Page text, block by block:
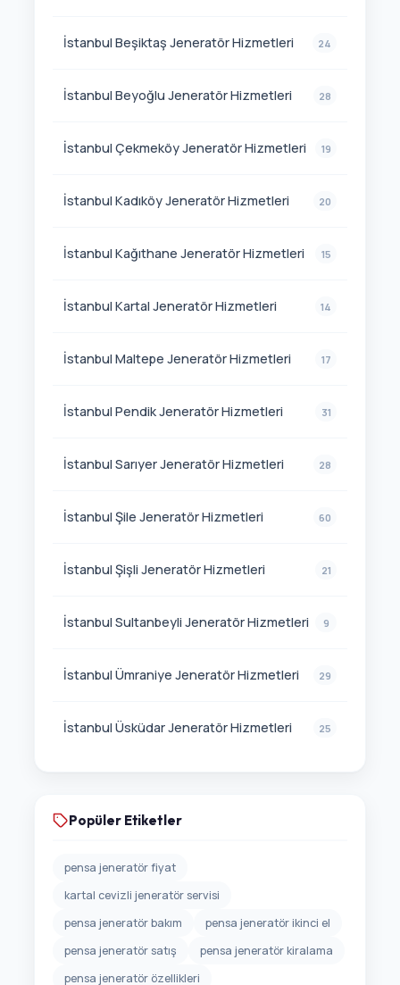
İstanbul Beşiktaş Jeneratör Hizmetleri 24
İstanbul Beyoğlu Jeneratör Hizmetleri 28
İstanbul Çekmeköy Jeneratör Hizmetleri 19
İstanbul Kadıköy Jeneratör Hizmetleri 20
İstanbul Kağıthane Jeneratör Hizmetleri 15
İstanbul Kartal Jeneratör Hizmetleri 14
İstanbul Maltepe Jeneratör Hizmetleri 17
İstanbul Pendik Jeneratör Hizmetleri 31
İstanbul Sarıyer Jeneratör Hizmetleri 28
İstanbul Şile Jeneratör Hizmetleri 60
İstanbul Şişli Jeneratör Hizmetleri 21
İstanbul Sultanbeyli Jeneratör Hizmetleri 9
İstanbul Ümraniye Jeneratör Hizmetleri 29
İstanbul Üsküdar Jeneratör Hizmetleri 25
Popüler Etiketler
pensa jeneratör fiyat
kartal cevizli jeneratör servisi
pensa jeneratör bakım
pensa jeneratör ikinci el
pensa jeneratör satış
pensa jeneratör kiralama
pensa jeneratör özellikleri